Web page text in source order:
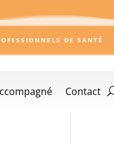
DE SANTÉ
Contact